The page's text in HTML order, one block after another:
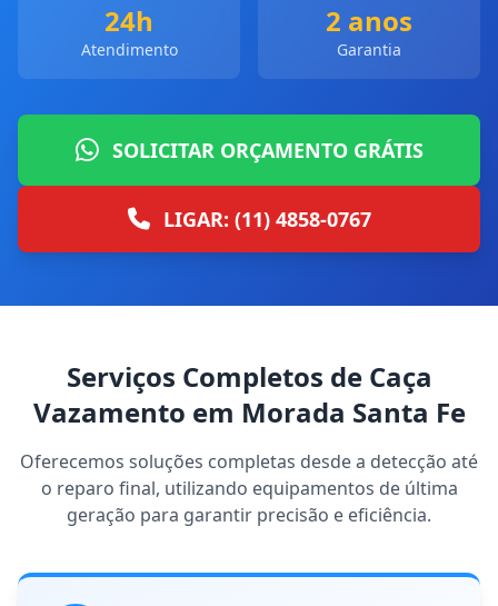
24h
Atendimento
2 anos
Garantia
SOLICITAR ORÇAMENTO GRÁTIS
LIGAR: (11) 4858-0767
Serviços Completos de Caça
Vazamento em Morada Santa Fe
Oferecemos soluções completas desde a detecção até
o reparo final, utilizando equipamentos de última
geração para garantir precisão e eficiência.